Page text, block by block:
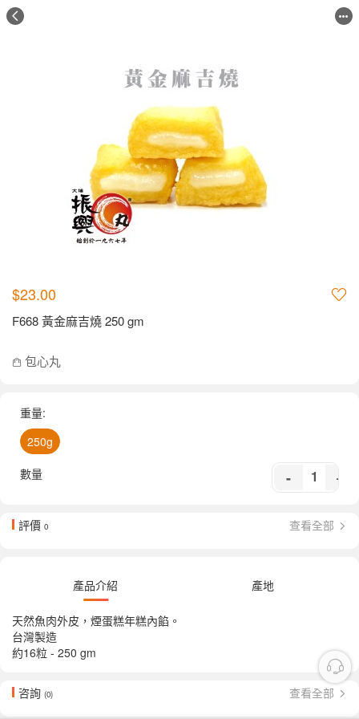
$23.00
F668 黃金麻吉燒 250 gm
包心丸
重量:
250g
數量
- +
評價 0 查看全部
產品介紹 產地
天然魚肉外皮，煙蛋糕年糕內餡。
台灣製造
約16粒 - 250 gm
咨詢 (0) 查看全部